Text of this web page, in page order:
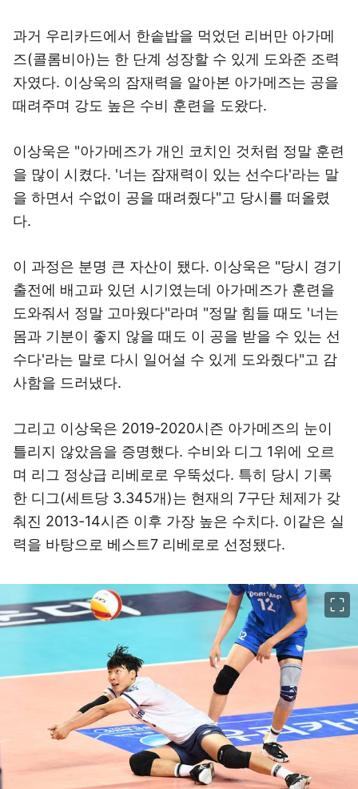
과거 우리카드에서 한솥밥을 먹었던 리버만 아가메
즈(콜롬비아)는 한 단계 성장할 수 있게 도와준 조력
자였다. 이상욱의 잠재력을 알아본 아가메즈는 공을
때려주며 강도 높은 수비 훈련을 도왔다.
이상욱은 "아가메즈가 개인 코치인 것처럼 정말 훈련
을 많이 시켰다. '너는 잠재력이 있는 선수다'라는 말
을 하면서 수없이 공을 때려줬다"고 당시를 떠올렸
다.
이 과정은 분명 큰 자산이 됐다. 이상욱은 "당시 경기
출전에 배고파 있던 시기였는데 아가메즈가 훈련을
도와줘서 정말 고마웠다"라며 "정말 힘들 때도 '너는
몸과 기분이 좋지 않을 때도 이 공을 받을 수 있는 선
수다'라는 말로 다시 일어설 수 있게 도와줬다"고 감
사함을 드러냈다.
그리고 이상욱은 2019-2020시즌 아가메즈의 눈이
틀리지 않았음을 증명했다. 수비와 디그 1위에 오르
며 리그 정상급 리베로로 우뚝섰다. 특히 당시 기록
한 디그(세트당 3.345개)는 현재의 7구단 체제가 갖
춰진 2013-14시즌 이후 가장 높은 수치다. 이같은 실
력을 바탕으로 베스트7 리베로로 선정됐다.